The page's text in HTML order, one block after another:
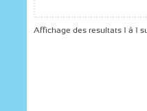
Affichage des resultats 1 à 1